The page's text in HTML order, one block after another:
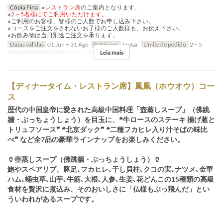
Cópia Fina ※レストラン席のご案内となります。
※2～5名様にてご利用いただけます。
※ご利用のお客様、皆様のご人数でお申し込み下さい。
※コースをご注文をされないお子様のご人数様も、お伝え下さい。
※お飲み物は当日別途ご注文を承ります。
Datas válidas 01 Jun ~ 31 Ago Refeições Jantar Limite de pedido 2 ~ 5
Categoria de Assento
レストラン席Leia mais
【ディナータイム・レストラン席】鳳凰（ホウオウ）コー
ス
歴代の中国皇帝に愛された高級中国料理「壺蒸しスープ」（佛跳
牆・ぶっちょうしょう）を目玉に、❝牛ロースのステーキ 揚げ葱と
トリュフソース❞ ❝北京ダック❞ ❝二種フカヒレ入り汁そばの味比
べ❞ など全7品の豪華ラインナップをお楽しみください。
🏺壺蒸しスープ（佛跳牆・ぶっちょうしょう）🏺
鮑やスペアリブ、豚足､フカヒレ､干し貝柱､クコの実､ナツメ､金華
ハム､蛹虫草､山芋､牛筋､大根､人参､生姜､花どんこの15種類の高級
食材を贅沢に煮込み、そのおいしさに「仏様もぶっ飛んだ」とい
ういわれがあるスープです。